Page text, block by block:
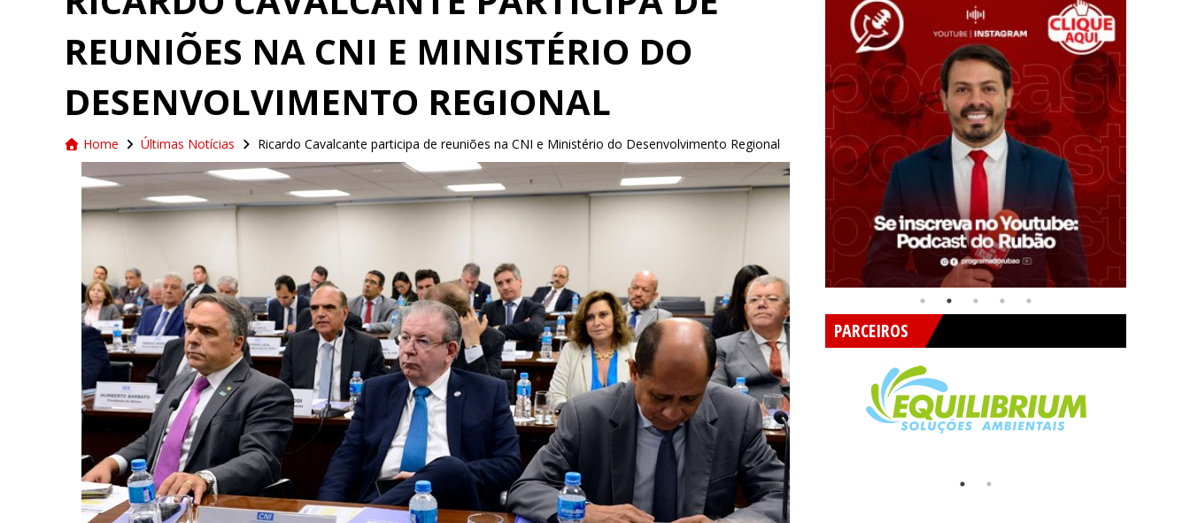
REUNIÕES NA CNI E MINISTÉRIO DO
DESENVOLVIMENTO REGIONAL
Home Últimas Notícias Ricardo Cavalcante participa de reuniões na CNI e Ministério do Desenvolvimento Regional
PARCEIROS